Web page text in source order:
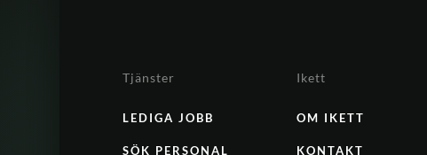
Tjänster
LEDIGA JOBB
SÖK PERSONAL
Ikett
OM IKETT
KONTAKT